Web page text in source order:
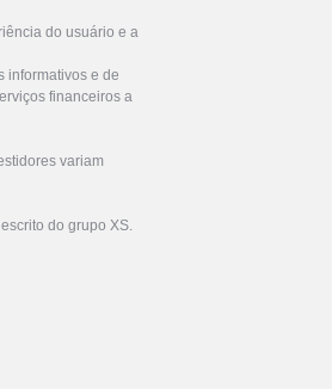
do usuário e a
informativos e de
financeiros a
variam
do grupo XS.